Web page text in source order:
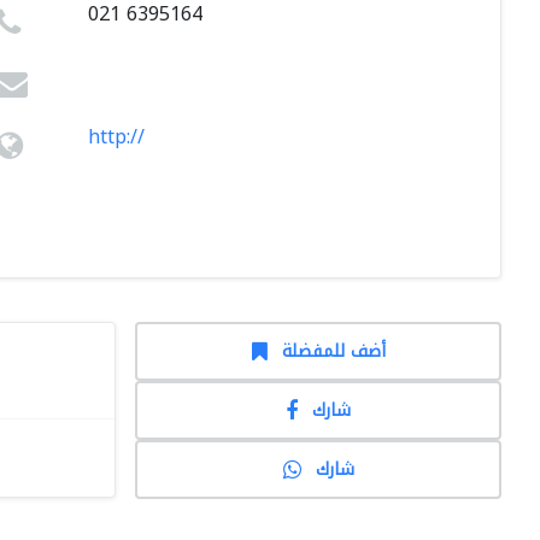
021 6395164
http://
أضف للمفضلة
شارك
شارك